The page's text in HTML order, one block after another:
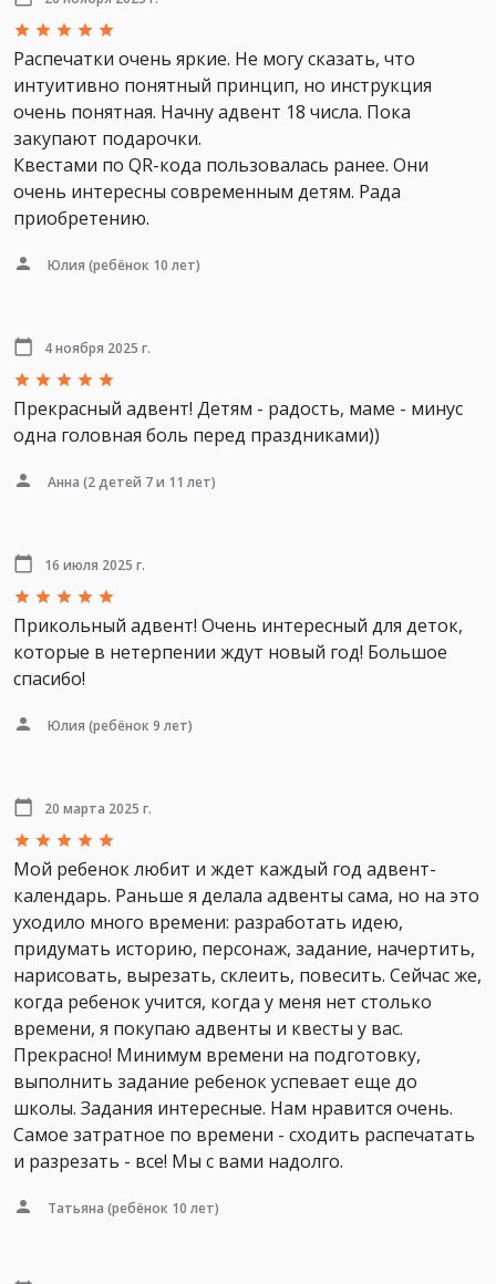
Распечатки очень яркие. Не могу сказать, что
интуитивно понятный принцип, но инструкция
очень понятная. Начну адвент 18 числа. Пока
закупают подарочки.
Квестами по QR-кода пользовалась ранее. Они
очень интересны современным детям. Рада
приобретению.
Юлия (ребёнок 10 лет)
4 ноября 2025 г.
Прекрасный адвент! Детям - радость, маме - минус
одна головная боль перед праздниками))
Анна (2 детей 7 и 11 лет)
16 июля 2025 г.
Прикольный адвент! Очень интересный для деток,
которые в нетерпении ждут новый год! Большое
спасибо!
Юлия (ребёнок 9 лет)
20 марта 2025 г.
Мой ребенок любит и ждет каждый год адвент-
календарь. Раньше я делала адвенты сама, но на это
уходило много времени: разработать идею,
придумать историю, персонаж, задание, начертить,
нарисовать, вырезать, склеить, повесить. Сейчас же,
когда ребенок учится, когда у меня нет столько
времени, я покупаю адвенты и квесты у вас.
Прекрасно! Минимум времени на подготовку,
выполнить задание ребенок успевает еще до
школы. Задания интересные. Нам нравится очень.
Самое затратное по времени - сходить распечатать
и разрезать - все! Мы с вами надолго.
Татьяна (ребёнок 10 лет)